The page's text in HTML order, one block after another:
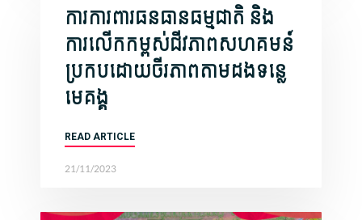
ការការពារធនធានធម្មជាតិ និង
ការលើកកម្ពស់ជីវភាពសហគមន៍
ប្រកបដោយចីរភាពតាមដងទន្លេ
មេគង្គ
READ ARTICLE
21/11/2023